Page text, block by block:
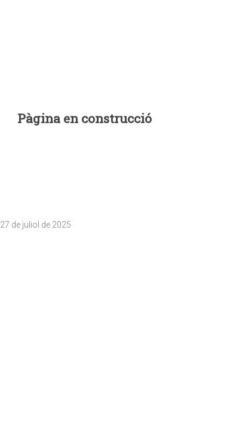
Pàgina en construcció
27 de juliol de 2025